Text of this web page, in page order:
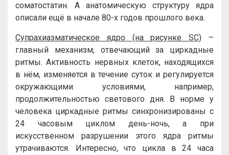
соматостатин. А анатомическую структуру ядра
описали ещё в начале 80-х годов прошлого века.
Супрахиазматическое ядро (на рисунке SC) –
главный механизм, отвечающий за циркадные
ритмы. Активность нервных клеток, находящихся
в нём, изменяется в течение суток и регулируется
окружающими условиями, например,
продолжительностью светового дня. В норме у
человека циркадные ритмы синхронизированы с
24 часовым циклом день-ночь, а при
искусственном разрушении этого ядра ритмы
утрачиваются. Интересно, что цикла в 24 часа